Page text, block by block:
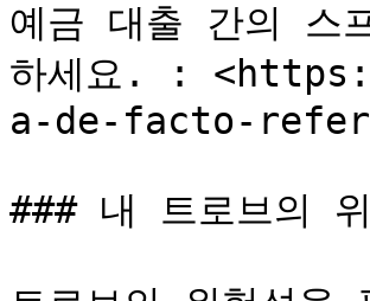
예금 대출 간의 스
하세요. :
a-de-facto-
### 내 트로브의